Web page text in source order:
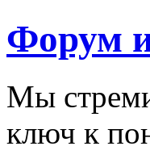
Форум
Мы
ключ к